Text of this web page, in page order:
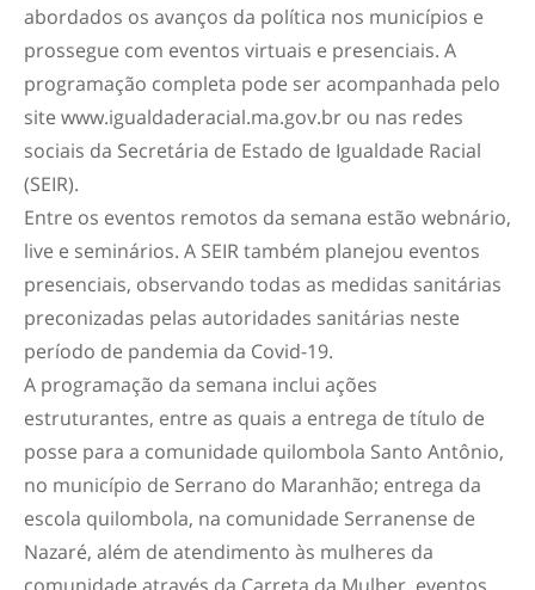
abordados os avanços da política nos municípios e
prossegue com eventos virtuais e presenciais. A
programação completa pode ser acompanhada pelo
site www.igualdaderacial.ma.gov.br ou nas redes
sociais da Secretária de Estado de Igualdade Racial
(SEIR).
Entre os eventos remotos da semana estão webnário,
live e seminários. A SEIR também planejou eventos
presenciais, observando todas as medidas sanitárias
preconizadas pelas autoridades sanitárias neste
período de pandemia da Covid-19.
A programação da semana inclui ações
estruturantes, entre as quais a entrega de título de
posse para a comunidade quilombola Santo Antônio,
no município de Serrano do Maranhão; entrega da
escola quilombola, na comunidade Serranense de
Nazaré, além de atendimento às mulheres da